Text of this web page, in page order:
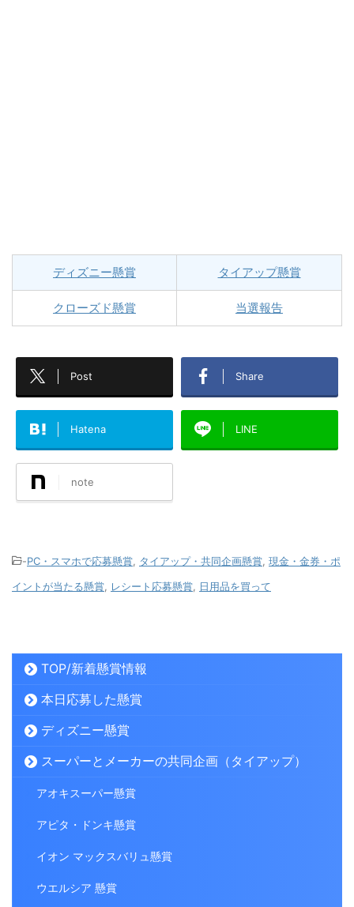
ディズニー懸賞 タイアップ懸賞
クローズド懸賞 当選報告
Post Share
Hatena LINE
note
-PC・スマホで応募懸賞 タイアップ・共同企画懸賞 現金・金券・ポ
イントが当たる懸賞
レシート応募懸賞 日用品を買って
TOP/新着懸賞情報
本日応募した懸賞
ディズニー懸賞
スーパーとメーカーの共同企画（タイアップ）
アオキスーパー懸賞
アピタ・ドンキ懸賞
イオン マックスバリュ懸賞
ウエルシア 懸賞